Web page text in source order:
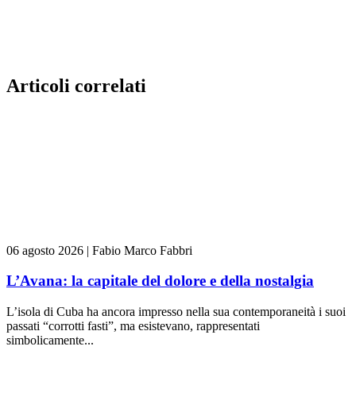
Articoli correlati
06 agosto 2026 | Fabio Marco Fabbri
L’Avana: la capitale del dolore e della nostalgia
L’isola di Cuba ha ancora impresso nella sua contemporaneità i suoi
passati “corrotti fasti”, ma esistevano, rappresentati
simbolicamente...